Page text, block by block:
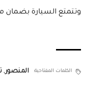
وتتمتع السيارة بضمان من الوكيل
الكلمات المفتاحية: المنصور,